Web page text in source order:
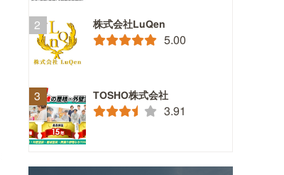
株式会社LuQen
5.00
TOSHO株式会社
3.91